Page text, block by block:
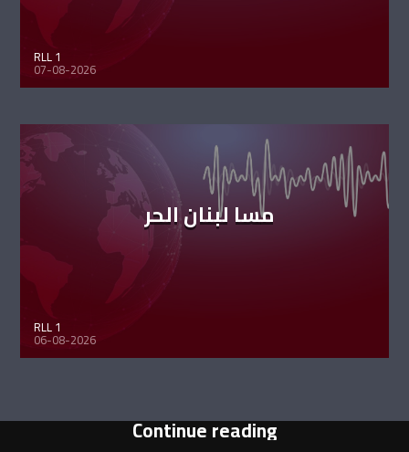
RLL 1
07-08-2026
مسا لبنان الحر
RLL 1
06-08-2026
Continue reading